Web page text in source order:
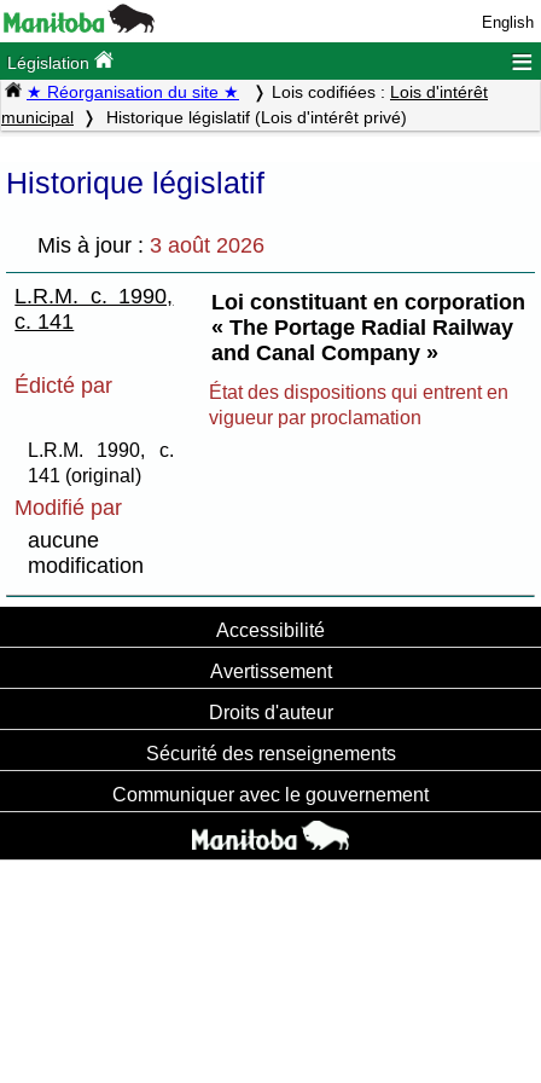
English
Législation ≡
★ Réorganisation du site ★ Lois codifiées : Lois d'intérêt
municipal
Historique législatif (Lois d'intérêt privé)
Historique législatif
Mis à jour : 3 août 2026
L.R.M. c. 1990,
c. 141
Loi constituant en corporation
« The Portage Radial Railway
and Canal Company »
Édicté par
État des dispositions qui entrent en
vigueur par proclamation
L.R.M. 1990, c.
141 (original)
Modifié par
aucune
modification
Accessibilité
Avertissement
Droits d'auteur
Sécurité des renseignements
Communiquer avec le gouvernement